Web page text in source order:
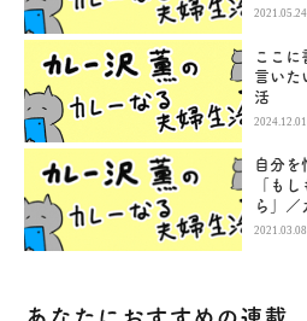
2021.05.24
ここに
言いた
活
2024.12.01
自分を
「も
ら」／
2021.03.08